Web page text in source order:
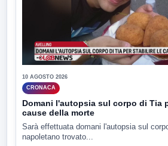
10 AGOSTO 2026
CRONACA
Domani l'autopsia sul corpo di Tia
cause della morte
Sarà effettuata domani l'autopsia sul
napoletano trovato...